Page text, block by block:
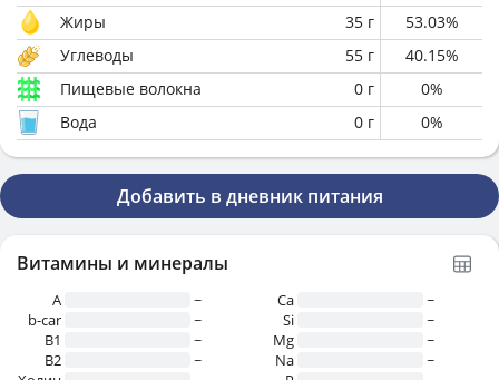
Жиры
35 г 53.03%
Углеводы
55 г 40.15%
Пищевые волокна
0 г 0%
Вода
0 г 0%
Добавить в дневник питания
Витамины и минералы
A
~
b-car
~
В1
~
B2
~
Ca
~
Si
~
Mg
~
Na
~